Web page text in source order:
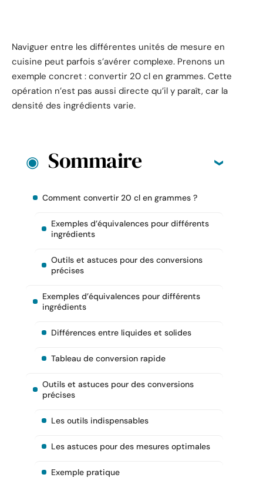
Naviguer entre les différentes unités de mesure en
cuisine peut parfois s’avérer complexe. Prenons un
exemple concret : convertir 20 cl en grammes. Cette
opération n’est pas aussi directe qu’il y paraît, car la
densité des ingrédients varie.
Sommaire
Comment convertir 20 cl en grammes ?
Exemples d’équivalences pour différents
ingrédients
Outils et astuces pour des conversions
précises
Exemples d’équivalences pour différents
ingrédients
Différences entre liquides et solides
Tableau de conversion rapide
Outils et astuces pour des conversions
précises
Les outils indispensables
Les astuces pour des mesures optimales
Exemple pratique